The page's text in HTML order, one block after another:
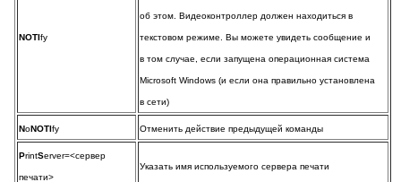
NOTIfy
об этом. Видеоконтроллер должен находиться в
текстовом режиме. Вы можете увидеть сообщение и
в том случае, если запущена операционная система
Microsoft Windows (и если она правильно установлена
в сети)
NoNOTIfy Отменить действие предыдущей команды
PrintServer=<сервер
печати>
Указать имя используемого сервера печати